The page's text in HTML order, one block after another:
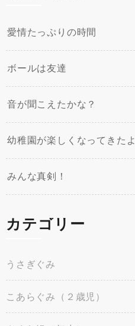
愛情たっぷりの時間
ボールは友達
音が聞こえたかな？
幼稚園が楽しくなってきたよ
みんな真剣！
カテゴリー
うさぎぐみ
こあらぐみ（２歳児）